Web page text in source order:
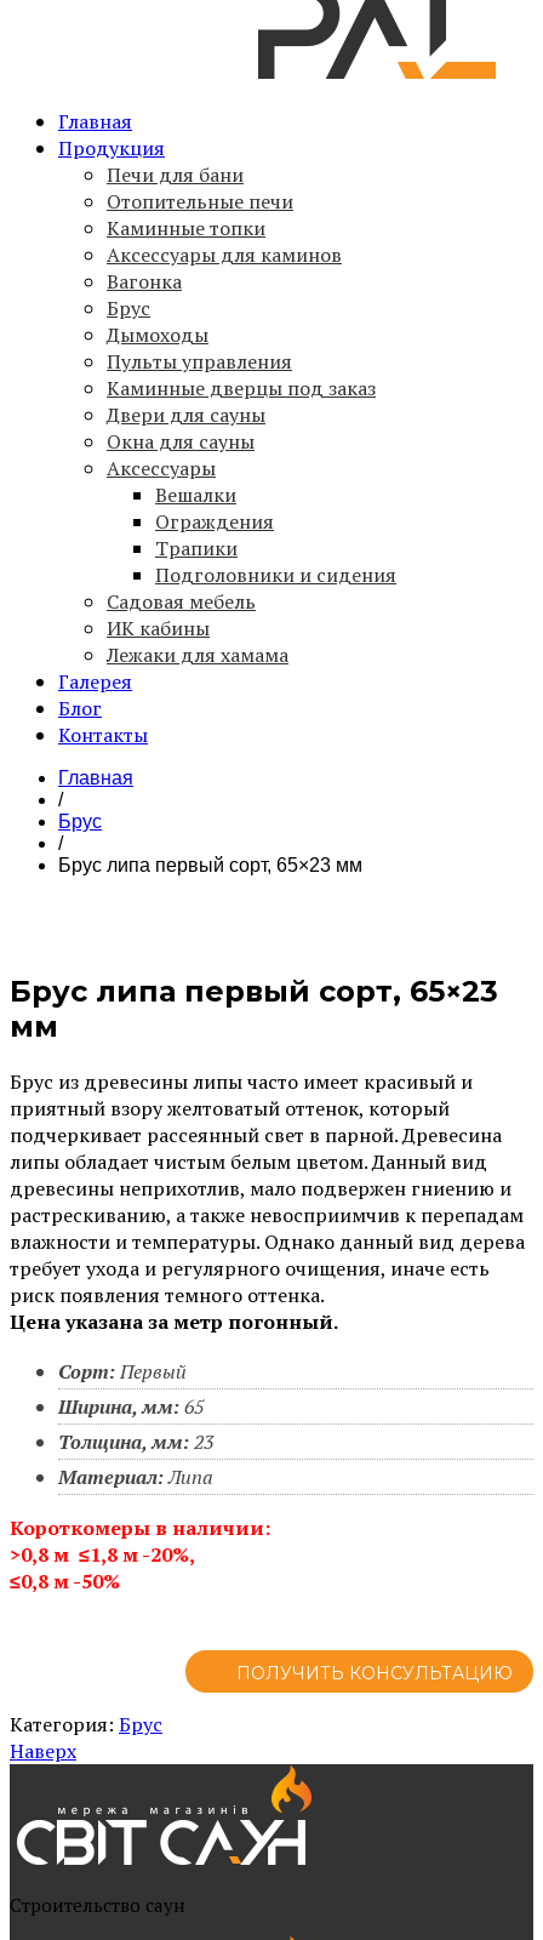
PAL
Печи для бани PAL, вагонка, брус, дымоходы,
аксессуары
Главная
Продукция
Печи для бани
Отопительные печи
Каминные топки
Аксессуары для каминов
Вагонка
Брус
Дымоходы
Пульты управления
Каминные дверцы под заказ
Двери для сауны
Окна для сауны
Аксессуары
Вешалки
Ограждения
Трапики
Подголовники и сидения
Садовая мебель
ИК кабины
Лежаки для хамама
Галерея
Блог
Контакты
Главная
/
Брус
/
Брус липа первый сорт, 65×23 мм
Брус липа первый сорт, 65×23
мм
Брус из древесины липы часто имеет красивый и
приятный взору желтоватый оттенок, который
подчеркивает рассеянный свет в парной. Древесина
липы обладает чистым белым цветом. Данный вид
древесины неприхотлив, мало подвержен гниению и
растрескиванию, а также невосприимчив к перепадам
влажности и температуры. Однако данный вид дерева
требует ухода и регулярного очищения, иначе есть
риск появления темного оттенка.
Цена указана за метр погонный.
Сорт:Первый
Ширина, мм:65
Толщина, мм:23
Материал:Липа
Короткомеры в наличии:
>0,8 м ≤1,8 м-20%,
≤0,8 м -50%
ПОЛУЧИТЬ КОНСУЛЬТАЦИЮ
Категория: Брус
Наверх
Cтроительство саун